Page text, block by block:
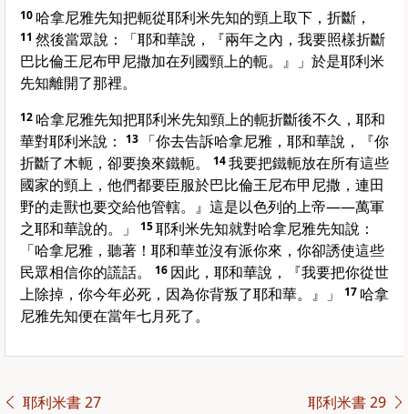
10 哈拿尼雅先知把軛從耶利米先知的頸上取下，折斷，
11 然後當眾說：「耶和華說，『兩年之內，我要照樣折斷
巴比倫王尼布甲尼撒加在列國頸上的軛。』」於是耶利米
先知離開了那裡。
12 哈拿尼雅先知把耶利米先知頸上的軛折斷後不久，耶和
華對耶利米說：
13
「你去告訴哈拿尼雅，耶和華說，『你
折斷了木軛，卻要換來鐵軛。
14我要把鐵軛放在所有這些
國家的頸上，他們都要臣服於巴比倫王尼布甲尼撒，連田
野的走獸也要交給他管轄。』這是以色列的上帝——萬軍
之耶和華說的。」
15耶利米先知就對哈拿尼雅先知說：
「哈拿尼雅，聽著！耶和華並沒有派你來，你卻誘使這些
民眾相信你的謊話。
16 因此，耶和華說，『我要把你從世
上除掉，你今年必死，因為你背叛了耶和華。』」
17 哈拿
尼雅先知便在當年七月死了。
耶利米書 27 耶利米書 29